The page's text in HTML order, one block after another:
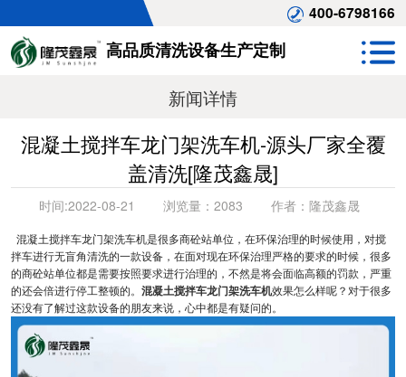
400-6798166
高品质清洗设备生产定制
新闻详情
混凝土搅拌车龙门架洗车机-源头厂家全覆
盖清洗[隆茂鑫晟]
时间:2022-08-21 浏览量： 2083 作者： 隆茂鑫晟
混凝土搅拌车龙门架洗车机是很多商砼站单位，在环保治理的时候使用，对搅
拌车进行无盲角清洗的一款设备，在面对现在环保治理严格的要求的时候，很多
的商砼站单位都是需要按照要求进行治理的，不然是将会面临高额的罚款，严重
的还会倍进行停工整顿的。 混凝土搅拌车龙门架洗车机效果怎么样呢？对于很多
还没有了解过这款设备的朋友来说，心中都是有疑问的。